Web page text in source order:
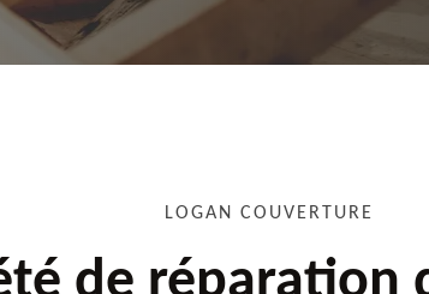
LOGAN COUVERTURE